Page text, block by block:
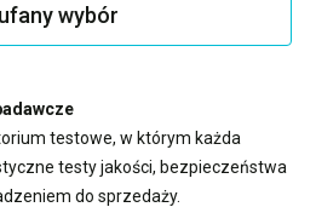
wybór
testowe, w którym każda
testy jakości, bezpieczeństwa
do sprzedaży.